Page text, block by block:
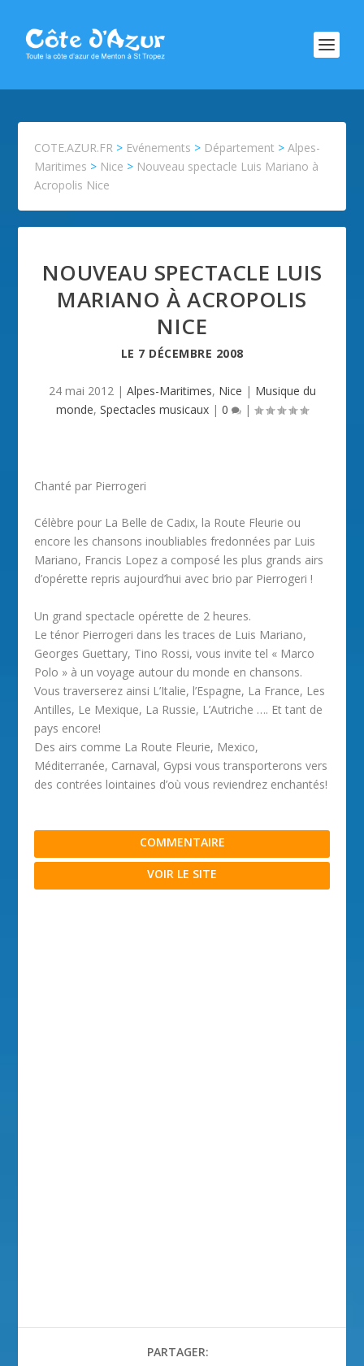
COTE.AZUR.FR > Evénements > Département >Alpes-
Maritimes > Nice > Nouveau spectacle Luis Mariano à
Acropolis Nice
NOUVEAU SPECTACLE LUIS
MARIANO À ACROPOLIS
NICE
LE 7 DÉCEMBRE 2008
24 mai 2012| Alpes-Maritimes, Nice | Musique du
monde, Spectacles musicaux | 0 |
Chanté par Pierrogeri
Célèbre pour La Belle de Cadix, la Route Fleurie ou
encore les chansons inoubliables fredonnées par Luis
Mariano, Francis Lopez a composé les plus grands airs
d’opérette repris aujourd’hui avec brio par Pierrogeri !
Un grand spectacle opérette de 2 heures.
Le ténor Pierrogeri dans les traces de Luis Mariano,
Georges Guettary, Tino Rossi, vous invite tel « Marco
Polo » à un voyage autour du monde en chansons.
Vous traverserez ainsi L’Italie, l’Espagne, La France, Les
Antilles, Le Mexique, La Russie, L’Autriche …. Et tant de
pays encore!
Des airs comme La Route Fleurie, Mexico,
Méditerranée, Carnaval, Gypsi vous transporterons vers
des contrées lointaines d’où vous reviendrez enchantés!
COMMENTAIRE
VOIR LE SITE
PARTAGER: